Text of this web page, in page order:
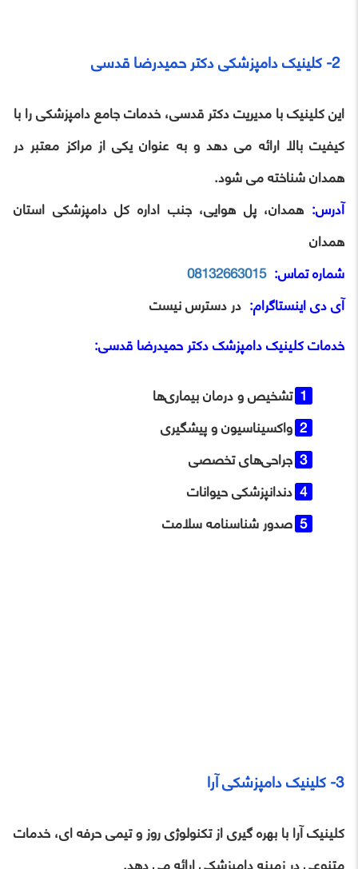
این کلینیک با مدیریت دکتر قدسی، خدمات جامع دامپزشکی را با
کیفیت بالا ارائه می‌ دهد و به‌ عنوان یکی از مراکز معتبر در
همدان شناخته می ‌شود.
آدرس: همدان، پل هوایی، جنب اداره کل دامپزشکی استان
همدان
شماره تماس: 08132663015
آی ‌دی اینستاگرام: در دسترس نیست
خدماتکلینیک دامپزشک دکتر حمیدرضا قدسی:
تشخیص و درمان بیماری‌ها
واکسیناسیون و پیشگیری
جراحی‌های تخصصی
دندانپزشکی حیوانات
صدور شناسنامه سلامت
3- کلینیک دامپزشکی آرا
کلینیک آرا با بهره‌ گیری از تکنولوژی روز و تیمی حرفه‌ ای، خدمات